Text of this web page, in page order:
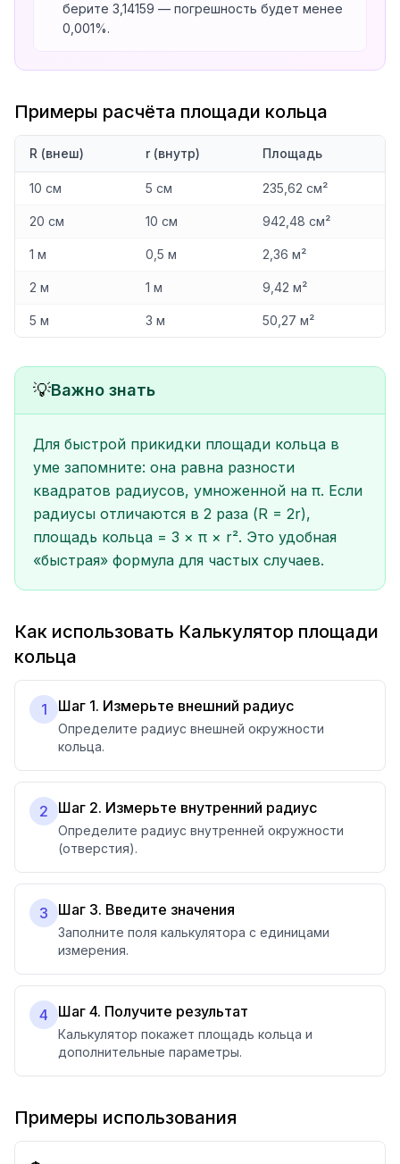
берите 3,14159 — погрешность будет менее
0,001%.
Примеры расчёта площади кольца
R (внеш) r (внутр) Площадь
10 см 5 см 235,62 см²
20 см 10 см 942,48 см²
1 м 0,5 м 2,36 м²
2 м 1 м 9,42 м²
5 м 3 м 50,27 м²
💡Важно знать
Для быстрой прикидки площади кольца в
уме запомните: она равна разности
квадратов радиусов, умноженной на π. Если
радиусы отличаются в 2 раза (R = 2r),
площадь кольца = 3 × π × r². Это удобная
«быстрая» формула для частых случаев.
Как использовать Калькулятор площади
кольца
1 Шаг 1. Измерьте внешний радиус
Определите радиус внешней окружности
кольца.
2 Шаг 2. Измерьте внутренний радиус
Определите радиус внутренней окружности
(отверстия).
3 Шаг 3. Введите значения
Заполните поля калькулятора с единицами
измерения.
4 Шаг 4. Получите результат
Калькулятор покажет площадь кольца и
дополнительные параметры.
Примеры использования